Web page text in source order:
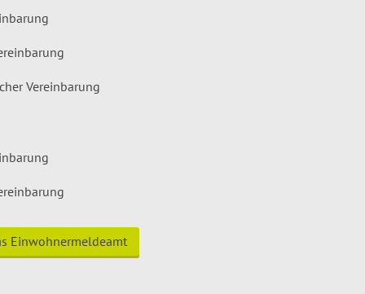
Vereinbarung
Einwohnermeldeamt